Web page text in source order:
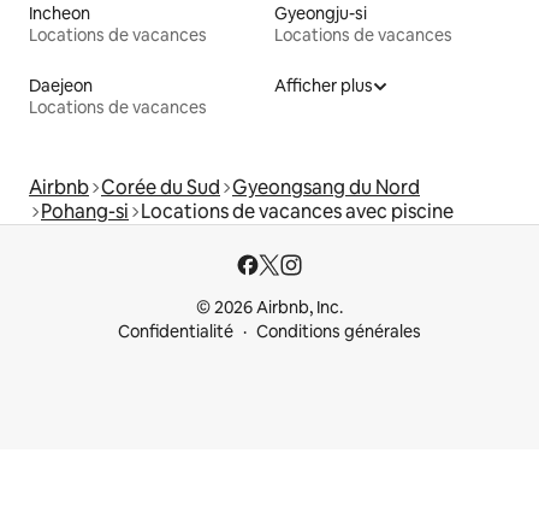
Incheon
Locations de vacances
Gyeongju-si
Locations de vacances
Daejeon
Locations de vacances
Afficher plus
Airbnb Corée du Sud Gyeongsang du Nord
Pohang-si Locations de vacances avec piscine
© 2026 Airbnb, Inc.
Confidentialité
Conditions générales